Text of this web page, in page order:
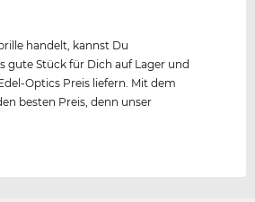
handelt, kannst Du
gute Stück für Dich auf Lager und
Optics Preis liefern. Mit dem
besten Preis, denn unser